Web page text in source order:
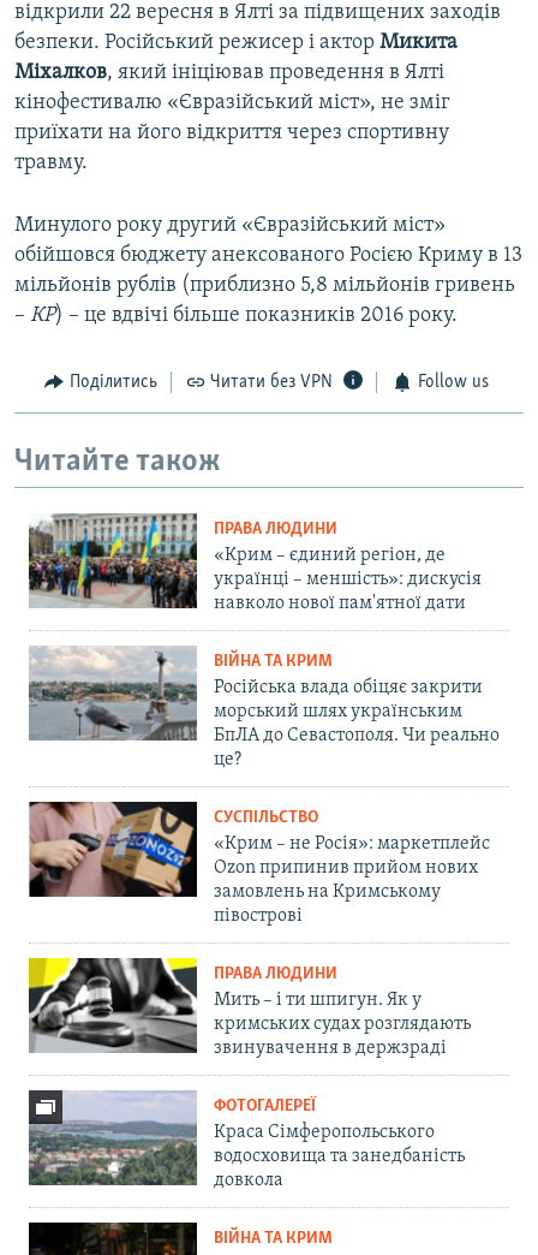
відкрили 22 вересня в Ялті за підвищених заходів
безпеки. Російський режисер і актор Микита
Міхалков, який ініціював проведення в Ялті
кінофестивалю «Євразійський міст», не зміг
приїхати на його відкриття через спортивну
травму.
Минулого року другий «Євразійський міст»
обійшовся бюджету анексованого Росією Криму в 13
мільйонів рублів (приблизно 5,8 мільйонів гривень
– КР) – це вдвічі більше показників 2016 року.
Поділитись Читати без VPN Follow us
Читайте також
ПРАВА ЛЮДИНИ
«Крим – єдиний регіон, де
українці – меншість»: дискусія
навколо нової пам'ятної дати
ВІЙНА ТА КРИМ
Російська влада обіцяє закрити
морський шлях українським
БпЛА до Севастополя. Чи реально
це?
СУСПІЛЬСТВО
«Крим – не Росія»: маркетплейс
Ozon припинив прийом нових
замовлень на Кримському
півострові
ПРАВА ЛЮДИНИ
Мить – і ти шпигун. Як у
кримських судах розглядають
звинувачення в держзраді
ФОТОГАЛЕРЕЇ
Краса Сімферопольського
водосховища та занедбаність
довкола
ВІЙНА ТА КРИМ